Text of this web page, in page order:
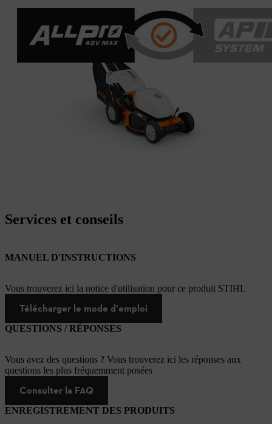
Services et conseils
MANUEL D'INSTRUCTIONS
Vous trouverez ici la notice d'utilisation pour ce produit STIHL
Télécharger le mode d'emploi
QUESTIONS / RÉPONSES
Vous avez des questions ? Vous trouverez ici les réponses aux
questions les plus fréquemment posées
Consulter la FAQ
ENREGISTREMENT DES PRODUITS